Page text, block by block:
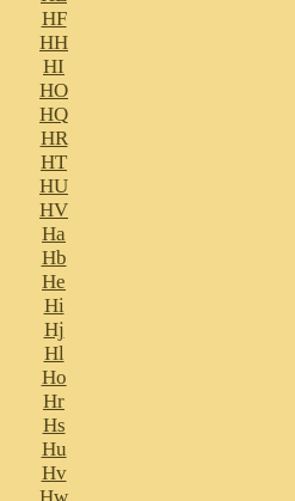
HF
HH
HI
HO
HQ
HR
HT
HU
HV
Ha
Hb
He
Hi
Hj
Hl
Ho
Hr
Hs
Hu
Hv